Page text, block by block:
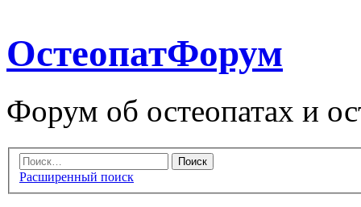
ОстеопатФорум
Форум об остеопатах и
Расширенный поиск